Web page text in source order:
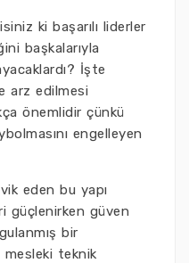
ki başarılı liderler
başkalarıyla
İşte
arz edilmesi
önemlidir çünkü
engelleyen
eden bu yapı
güçlenirken güven
bir
teknik